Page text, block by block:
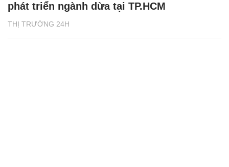
THỊ TRƯỜNG 24H
phát triển ngành dừa tại TP.HCM